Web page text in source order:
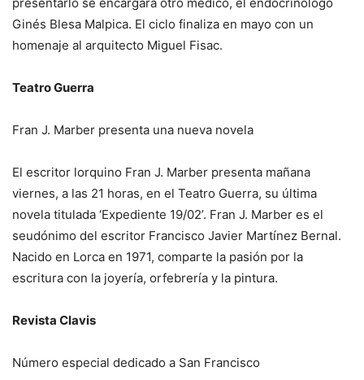
Ginés Blesa Malpica. El ciclo finaliza en mayo con un
homenaje al arquitecto Miguel Fisac.
Teatro Guerra
Fran J. Marber presenta una nueva novela
El escritor lorquino Fran J. Marber presenta mañana
viernes, a las 21 horas, en el Teatro Guerra, su última
novela titulada ‘Expediente 19/02’. Fran J. Marber es el
seudónimo del escritor Francisco Javier Martínez Bernal.
Nacido en Lorca en 1971, comparte la pasión por la
escritura con la joyería, orfebrería y la pintura.
Revista Clavis
Número especial dedicado a San Francisco